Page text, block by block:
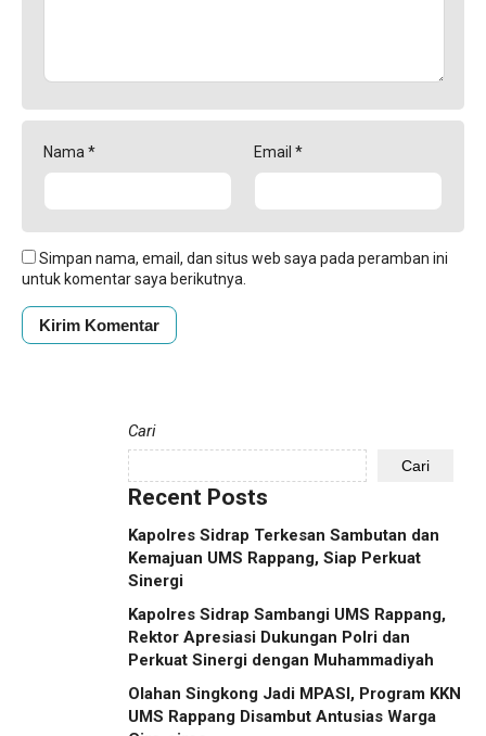
Nama* Email *
Simpan nama, email, dan situs web saya pada peramban ini
untuk komentar saya berikutnya.
Cari
Cari
Recent Posts
Kapolres Sidrap Terkesan Sambutan dan
Kemajuan UMS Rappang, Siap Perkuat
Sinergi
Kapolres Sidrap Sambangi UMS Rappang,
Rektor Apresiasi Dukungan Polri dan
Perkuat Sinergi dengan Muhammadiyah
Olahan Singkong Jadi MPASI, Program KKN
UMS Rappang Disambut Antusias Warga